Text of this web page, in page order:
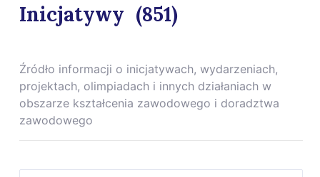
Inicjatywy (851)
Źródło informacji o inicjatywach, wydarzeniach,
projektach, olimpiadach i innych działaniach w
obszarze kształcenia zawodowego i doradztwa
zawodowego